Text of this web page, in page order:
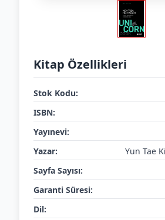
Kitap Özellikleri
Stok Kodu:
ISBN:
Yayınevi:
Yazar:
Yun Tae
Sayfa Sayısı:
Garanti Süresi:
Dil: